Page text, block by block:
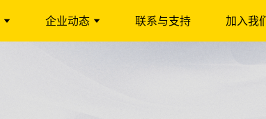
企业动态 联系与支持 加入我们